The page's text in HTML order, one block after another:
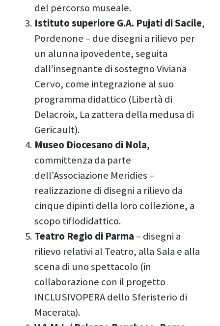
del percorso museale.
Istituto superiore G.A. Pujati di Sacile,
Pordenone – due disegni a rilievo per
un alunna ipovedente, seguita
dall’insegnante di sostegno Viviana
Cervo, come integrazione al suo
programma didattico (Libertà di
Delacroix, La zattera della medusa di
Gericault).
Museo Diocesano di Nola,
committenza da parte
dell’Associazione Meridies –
realizzazione di disegni a rilievo da
cinque dipinti della loro collezione, a
scopo tiflodidattico.
Teatro Regio di Parma – disegni a
rilievo relativi al Teatro, alla Sala e alla
scena di uno spettacolo (in
collaborazione con il progetto
INCLUSIVOPERA dello Sferisterio di
Macerata).